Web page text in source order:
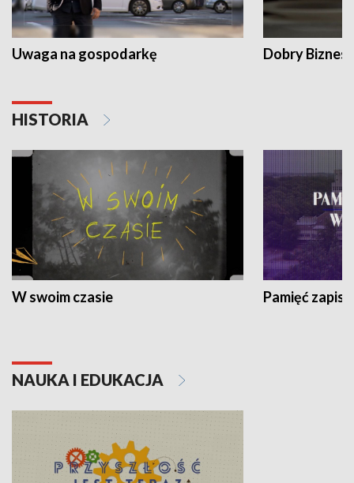
Uwaga na gospodarkę Dobry Biznes
HISTORIA
W swoim czasie Pamięć
NAUKA I EDUKACJA